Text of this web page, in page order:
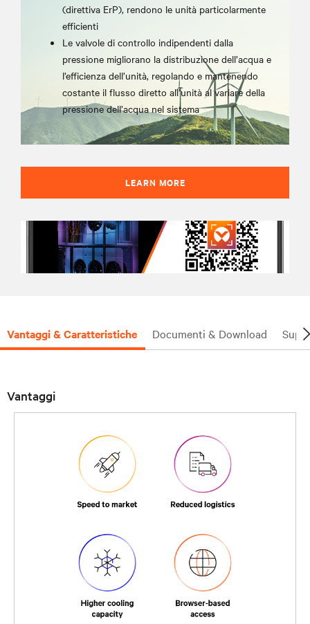
(direttiva ErP), rendono le unità particolarmente
efficienti
Le valvole di controllo indipendenti dalla
pressione migliorano la distribuzione dell’acqua e
l’efficienza dell’unità, regolando e mantenendo
costante il flusso diretto all’unità al variare della
pressione dell’acqua nel sistema
LEARN MORE
Vantaggi & Caratteristiche Documenti & Download
Vantaggi